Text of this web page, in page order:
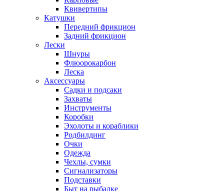
Квивертипы
Катушки
Передний фрикцион
Задний фрикцион
Лески
Шнуры
Флюорокарбон
Леска
Аксессуары
Садки и подсаки
Захваты
Инструменты
Коробки
Эхолоты и кораблики
Родбилдинг
Очки
Одежда
Чехлы, сумки
Сигнализаторы
Подставки
Быт на рыбалке